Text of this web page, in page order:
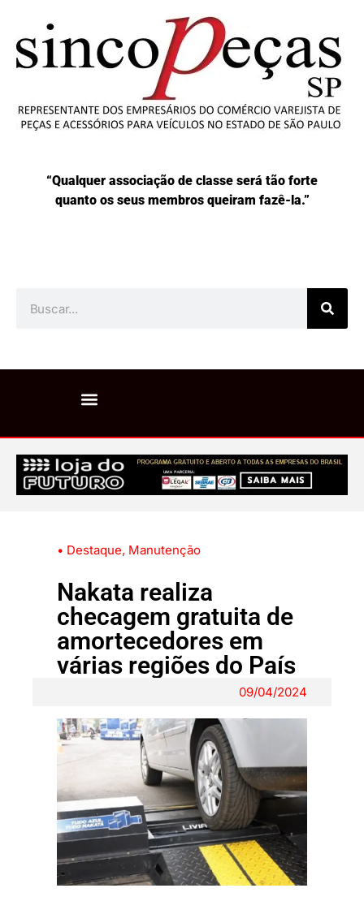
“Qualquer associação de classe será tão forte
quanto os seus membros queiram fazê-la.”
• Destaque, Manutenção
Nakata realiza
checagem gratuita de
amortecedores em
várias regiões do País
09/04/2024